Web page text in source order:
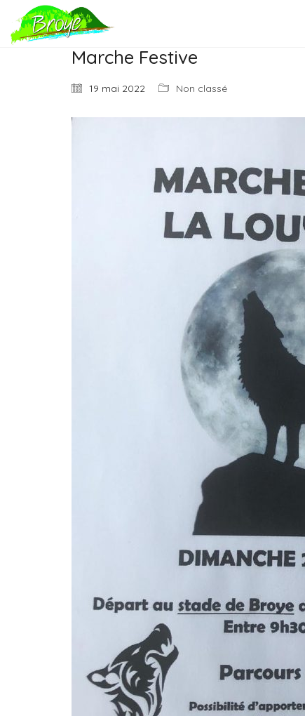
Marche Festive
19 mai 2022 Non classé